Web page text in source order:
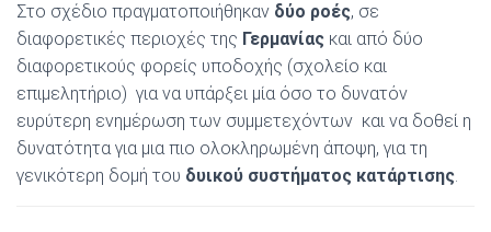
Στο σχέδιο πραγματοποιήθηκαν δύο ροές, σε
διαφορετικές περιοχές της Γερμανίας και από δύο
διαφορετικούς φορείς υποδοχής (σχολείο και
επιμελητήριο) για να υπάρξει μία όσο το δυνατόν
ευρύτερη ενημέρωση των συμμετεχόντων και να δοθεί η
δυνατότητα για μια πιο ολοκληρωμένη άποψη, για τη
γενικότερη δομή του δυικού συστήματος κατάρτισης.